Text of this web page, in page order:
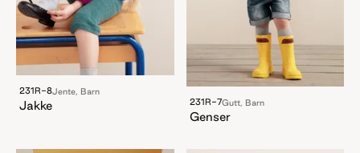
231R-8Jente, Barn
Jakke 231R-7Gutt, Barn
Genser